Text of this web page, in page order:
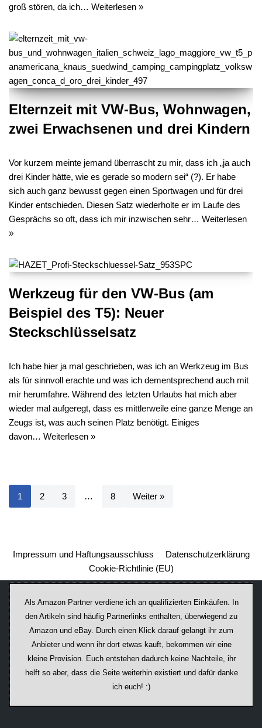
groß stören, da ich… Weiterlesen »
Elternzeit mit VW-Bus, Wohnwagen,
zwei Erwachsenen und drei Kindern
Vor kurzem meinte jemand überrascht zu mir, dass ich „ja auch
drei Kinder hätte, wie es gerade so modern sei“ (?). Er habe
sich auch ganz bewusst gegen einen Sportwagen und für drei
Kinder entschieden. Diesen Satz wiederholte er im Laufe des
Gesprächs so oft, dass ich mir inzwischen sehr… Weiterlesen
»
Werkzeug für den VW-Bus (am
Beispiel des T5): Neuer
Steckschlüsselsatz
Ich habe hier ja mal geschrieben, was ich an Werkzeug im Bus
als für sinnvoll erachte und was ich dementsprechend auch mit
mir herumfahre. Während des letzten Urlaubs hat mich aber
wieder mal aufgeregt, dass es mittlerweile eine ganze Menge an
Zeugs ist, was auch seinen Platz benötigt. Einiges
davon… Weiterlesen »
1 2 3 … 8 Weiter »
Impressum und Haftungsausschluss
Datenschutzerklärung
Cookie-Richtlinie (EU)
Als Amazon Partner verdiene ich an qualifizierten Einkäufen. In
den Artikeln sind häufig Partnerlinks enthalten, überwiegend zu
Amazon und eBay. Durch einen Klick darauf ge­lan­gt ihr zum
Anbieter und wenn ihr dort etwas kauft, bekommen wir ei­ne
kleine Provision. Euch entstehen dadurch keine Nachteile, ihr
helft so aber, dass die Seite weiterhin existiert und dafür danke
ich euch! :)